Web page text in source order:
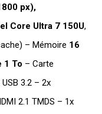
px),
Core Ultra 7 150U,
– Mémoire 16
1 To – Carte
3.2 – 2x
2.1 TMDS – 1x